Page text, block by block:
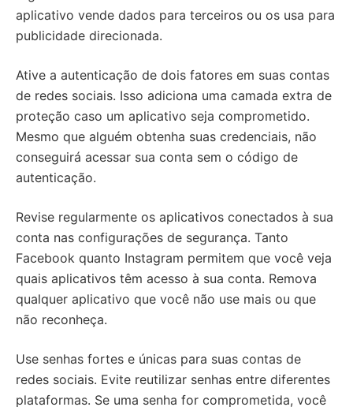
aplicativo vende dados para terceiros ou os usa para
publicidade direcionada.
Ative a autenticação de dois fatores em suas contas
de redes sociais. Isso adiciona uma camada extra de
proteção caso um aplicativo seja comprometido.
Mesmo que alguém obtenha suas credenciais, não
conseguirá acessar sua conta sem o código de
autenticação.
Revise regularmente os aplicativos conectados à sua
conta nas configurações de segurança. Tanto
Facebook quanto Instagram permitem que você veja
quais aplicativos têm acesso à sua conta. Remova
qualquer aplicativo que você não use mais ou que
não reconheça.
Use senhas fortes e únicas para suas contas de
redes sociais. Evite reutilizar senhas entre diferentes
plataformas. Se uma senha for comprometida, você